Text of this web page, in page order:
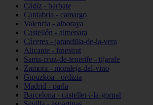
Cádiz - barbate
Cantabria - camargo
Valencia - alboraya
Castellón - almenara
Cáceres - jarandilla-de-la-vera
Alicante - finestrat
Santa-cruz-de-tenerife - tijarafe
Zamora - moraleja-del-vino
Gipuzkoa - ordizia
Madrid - parla
Barcelona - castellet-i-la-gornal